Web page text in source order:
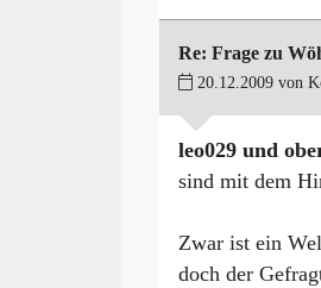
Re: Frage zu
20.12.2009 von
leo029 und
sind mit dem
Zwar ist ein
doch der